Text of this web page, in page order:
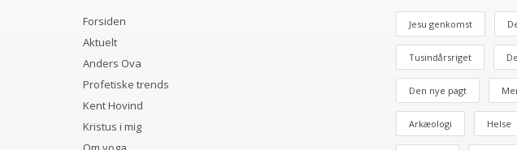
Forsiden
Aktuelt
Anders Ova
Profetiske trends
Kent Hovind
Kristus i mig
Jesu genkomst
Tusindårsriget
Den nye pagt
Arkæologi Helse